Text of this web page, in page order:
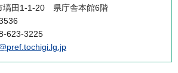
塙田1-1-20 県庁舎本館6階
623-3225